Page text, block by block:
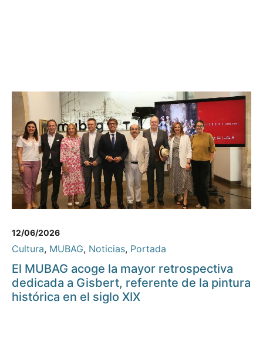
12/06/2026
Cultura, MUBAG, Noticias, Portada
El MUBAG acoge la mayor retrospectiva
dedicada a Gisbert, referente de la pintura
histórica en el siglo XIX